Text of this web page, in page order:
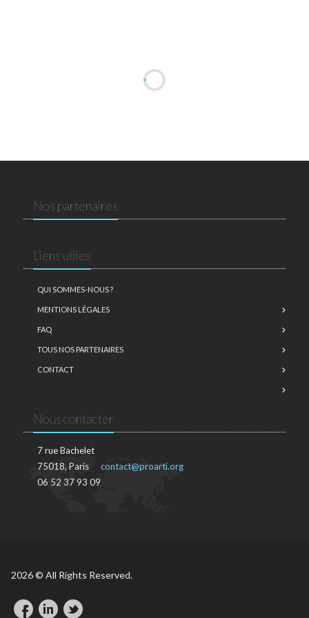
Nos partenaires
Liens utiles
QUI SOMMES-NOUS ?
MENTIONS LÉGALES
FAQ
TOUS NOS PARTENAIRES
CONTACT
Nous contacter
7 rue Bachelet
75018, Paris
06 52 37 93 09
contact@proarti.org
2026 © All Rights Reserved.